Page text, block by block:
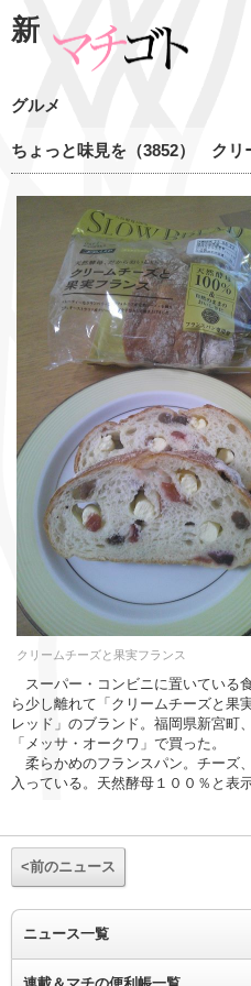
新
グルメ
ちょっと味見を（3852） クリ
クリームチーズと果実フランス
スーパー・コンビニに置いている
ら少し離れて「クリームチーズと果
レッド」のブランド。福岡県新宮町
「メッサ・オークワ」で買った。
柔らかめのフランスパン。チーズ
入っている。天然酵母１００％と表
<前のニュース
ニュース一覧